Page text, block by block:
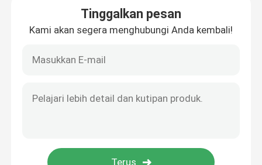
Suku Cadang Mesin LipatTinggalkan pesan
Kami akan segera menghubungi Anda kembali!